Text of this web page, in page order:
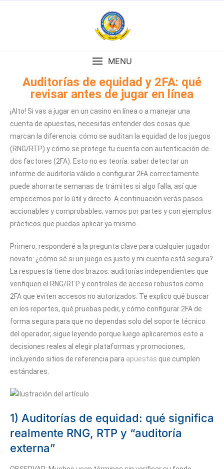
MENU
Auditorías de equidad y 2FA: qué
revisar antes de jugar en línea
¡Alto! Si vas a jugar en un casino en línea o a manejar una
cuenta de apuestas, necesitas entender dos cosas que
marcan la diferencia: cómo se auditan la equidad de los juegos
(RNG/RTP) y cómo se protege tu cuenta con autenticación de
dos factores (2FA). Esto no es teoría: saber detectar un
informe de auditoría válido o configurar 2FA correctamente
puede ahorrarte semanas de trámites si algo falla, así que
empecemos por lo útil y directo. A continuación verás pasos
accionables y comprobables; vamos por partes y con ejemplos
prácticos que puedas aplicar ya mismo.
Primero, responderé a la pregunta clave para cualquier jugador
novato: ¿cómo sé si un juego es justo y mi cuenta está segura?
La respuesta tiene dos brazos: auditorías independientes que
verifiquen el RNG/RTP y controles de acceso robustos como
2FA que eviten accesos no autorizados. Te explico qué buscar
en los reportes, qué pruebas pedir, y cómo configurar 2FA de
forma segura para que no dependas solo del soporte técnico
del operador; sigue leyendo porque luego aplicaremos esto a
decisiones reales al elegir plataformas y promociones,
incluyendo sitios de referencia para apuestas que cumplen
estándares.
1) Auditorías de equidad: qué significa
realmente RNG, RTP y “auditoría
externa”